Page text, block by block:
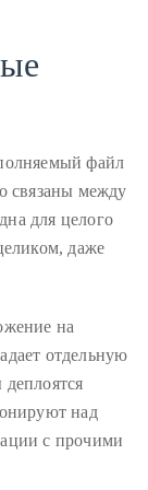
файл
связаны между
для целого
даже
на
отдельную
над
с прочими